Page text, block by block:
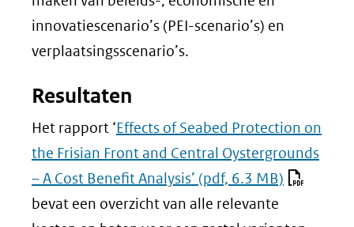
innovatiescenario’s (PEI-scenario’s) en
verplaatsingsscenario’s.
Resultaten
Het rapport ‘Effects of Seabed Protection on
the Frisian Front and Central Oystergrounds
– A Cost Benefit Analysis’ (pdf, 6.3 MB)
bevat een overzicht van alle relevante